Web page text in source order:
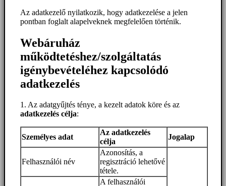
Az adatkezelő nyilatkozik, hogy adatkezelése a jelen
pontban foglalt alapelveknek megfelelően történik.
Webáruház
működtetéshez/szolgáltatás
igénybevételéhez kapcsolódó
adatkezelés
1. Az adatgyűjtés ténye, a kezelt adatok köre és az
adatkezelés célja:
Személyes adat
Az adatkezelés
célja
Jogalap
Felhasználói név
Azonosítás, a
regisztráció lehetővé
tétele.
A felhasználói